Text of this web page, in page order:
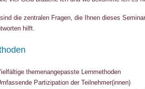
die zentralen Fragen, die Ihnen dieses
hilft.
themenangepasste Lernmethoden
Partizipation der Teilnehmer(innen)